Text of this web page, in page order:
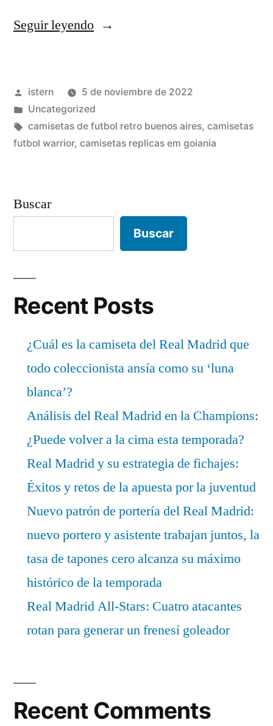
Seguir leyendo«comprar
de
madrid
antiguas»
Publicado
por
istern
5 de noviembre de 2022
Publicado
en
Uncategorized
Etiquetas:
camisetas de futbol retro buenos aires, camisetas
futbol warrior, camisetas replicas em goiania
Buscar
Buscar
Recent Posts
¿Cuál es la camiseta del Real Madrid que
todo coleccionista ansía como su ‘luna
blanca’?
Análisis del Real Madrid en la Champions:
¿Puede volver a la cima esta temporada?
Real Madrid y su estrategia de fichajes:
Éxitos y retos de la apuesta por la juventud
Nuevo patrón de portería del Real Madrid:
nuevo portero y asistente trabajan juntos, la
tasa de tapones cero alcanza su máximo
histórico de la temporada
Real Madrid All-Stars: Cuatro atacantes
rotan para generar un frenesí goleador
Recent Comments